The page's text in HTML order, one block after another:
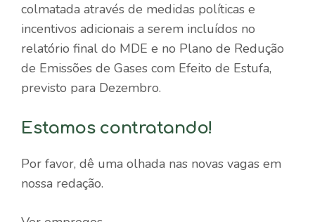
colmatada através de medidas políticas e
incentivos adicionais a serem incluídos no
relatório final do MDE e no Plano de Redução
de Emissões de Gases com Efeito de Estufa,
previsto para Dezembro.
Estamos contratando!
Por favor, dê uma olhada nas novas vagas em
nossa redação.